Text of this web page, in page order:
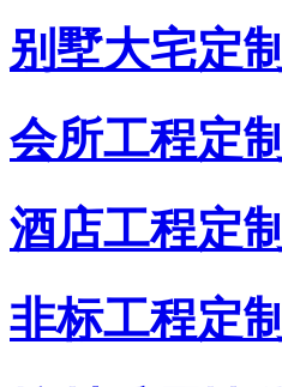
别墅大宅定
会所工程定
酒店工程定
非标工程定